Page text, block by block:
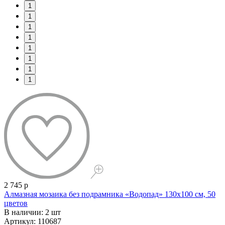
1
1
1
1
1
1
1
1
2 745 р
Алмазная мозаика без подрамника «Водопад» 130x100 см, 50
цветов
В наличии: 2 шт
Артикул: 110687